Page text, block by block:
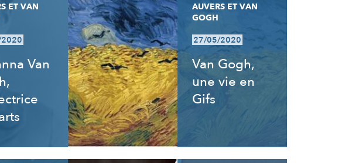
ET VAN
Van
AUVERS ET VAN
GOGH
27/05/2020
Van Gogh,
une vie en
Gifs